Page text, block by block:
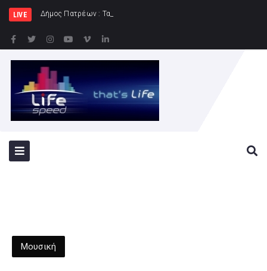
LIVE Δήμος Πατρέων : Τα παιδιά των Ημερήσιων Πα
Μουσική